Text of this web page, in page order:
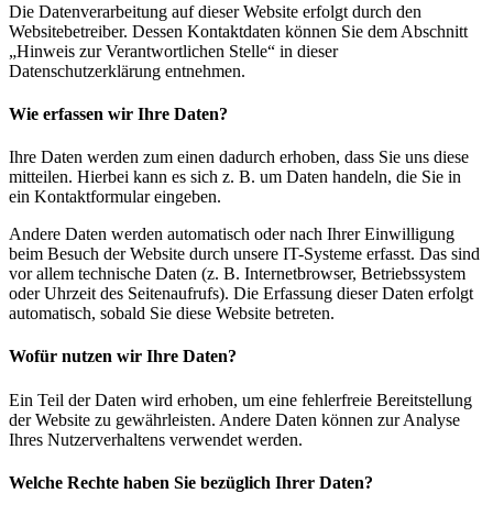
Die Datenverarbeitung auf dieser Website erfolgt durch den
Websitebetreiber. Dessen Kontaktdaten können Sie dem Abschnitt
„Hinweis zur Verantwortlichen Stelle“ in dieser
Datenschutzerklärung entnehmen.
Wie erfassen wir Ihre Daten?
Ihre Daten werden zum einen dadurch erhoben, dass Sie uns diese
mitteilen. Hierbei kann es sich z. B. um Daten handeln, die Sie in
ein Kontaktformular eingeben.
Andere Daten werden automatisch oder nach Ihrer Einwilligung
beim Besuch der Website durch unsere IT-Systeme erfasst. Das sind
vor allem technische Daten (z. B. Internetbrowser, Betriebssystem
oder Uhrzeit des Seitenaufrufs). Die Erfassung dieser Daten erfolgt
automatisch, sobald Sie diese Website betreten.
Wofür nutzen wir Ihre Daten?
Ein Teil der Daten wird erhoben, um eine fehlerfreie Bereitstellung
der Website zu gewährleisten. Andere Daten können zur Analyse
Ihres Nutzerverhaltens verwendet werden.
Welche Rechte haben Sie bezüglich Ihrer Daten?